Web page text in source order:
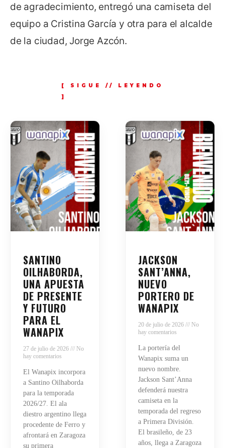
de agradecimiento, entregó una camiseta del
equipo a Cristina García y otra para el alcalde
de la ciudad, Jorge Azcón.
SANTINO
OILHABORDA,
UNA APUESTA
DE PRESENTE
Y FUTURO
PARA EL
WANAPIX
27 de julio de 2026
No
hay comentarios
El Wanapix incorpora
a Santino Oilhaborda
para la temporada
2026/27. El ala
diestro argentino llega
procedente de Ferro y
afrontará en Zaragoza
su primera
JACKSON
SANT’ANNA,
NUEVO
PORTERO DE
WANAPIX
20 de julio de 2026
No
hay comentarios
La portería del
Wanapix suma un
nuevo nombre.
Jackson Sant’Anna
defenderá nuestra
camiseta en la
temporada del regreso
a Primera División.
El brasileño, de 23
años, llega a Zaragoza